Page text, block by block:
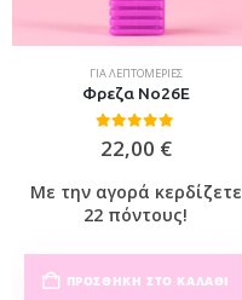
ΓΙΑ ΛΕΠΤΟΜΈΡΙΕΣ
Φρεζα No26E
0out of 5
22,00 €
Με την αγορά κερδίζετε
22 πόντους!
ΠΡΟΣΘΉΚΗ ΣΤΟ ΚΑΛΆΘΙ